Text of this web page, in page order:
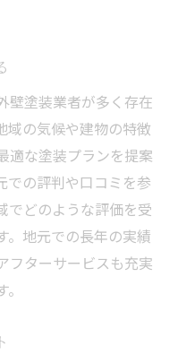
法
基準
屋川市での実例
法
壁塗装業者が多く存在
域の気候や建物の特徴
適な塗装プランを提案
での評判や口コミを参
でどのような評価を受
。地元での長年の実績
フターサービスも充実